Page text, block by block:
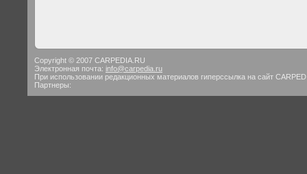
Copyright © 2007 CARPEDIA.RU
Электронная почта: info@carpedia.ru
При использовании редакционных материалов гиперссылка на сайт
Партнеры: